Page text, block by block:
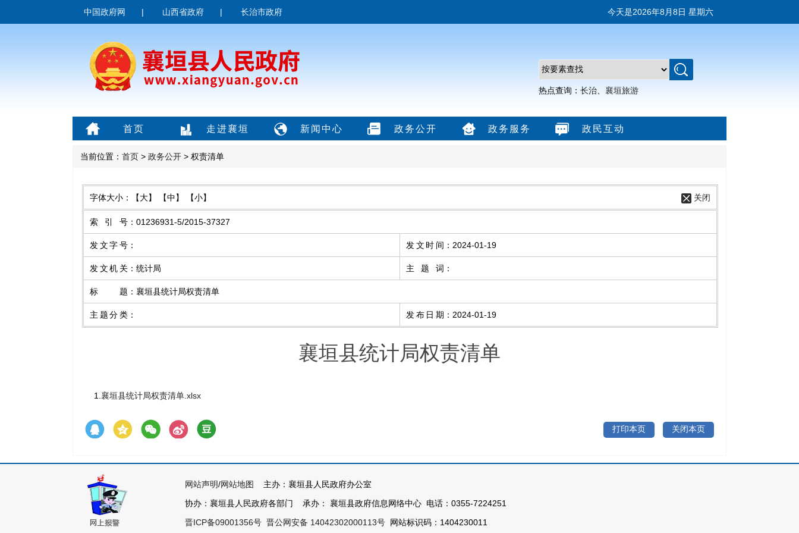
中国政府网 | 山西省政府 | 长治市政府 今天是2026年8月8日 星期六
热点查询： 长治 襄垣旅游
首页 走进襄垣 新闻中心 政务公开 政务服务 政民互动
当前位置： 首页 > 政务公开 > 权责清单
字体大小： 【大】 【中】 【小】 关闭
索引号 ： 01236931-5/2015-37327
发文字号 ： 发文时间 ： 2024-01-19
发文机关 ： 统计局 主题词 ：
标题 ： 襄垣县统计局权责清单
主题分类 ： 发布日期 ： 2024-01-19
襄垣县统计局权责清单
1. 襄垣县统计局权责清单.xlsx
打印本页 关闭本页
网站声明/网站地图
主办：襄垣县人民政府办公室
协办：襄垣县人民政府各部门 承办： 襄垣县政府信息网络中心 电话：0355-7224251
晋ICP备09001356号 晋公网安备 14042302000113号 网站标识码：1404230011